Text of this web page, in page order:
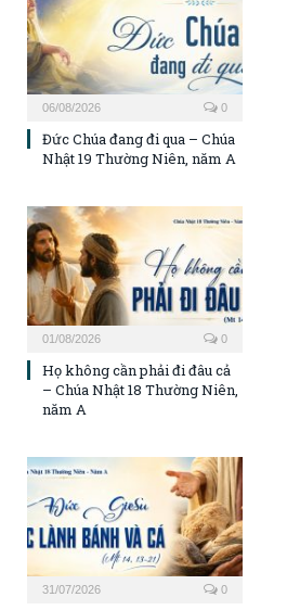
06/08/2026 0
Đức Chúa đang đi qua – Chúa
Nhật 19 Thường Niên, năm A
01/08/2026 0
Họ không cần phải đi đâu cả
– Chúa Nhật 18 Thường Niên,
năm A
31/07/2026 0